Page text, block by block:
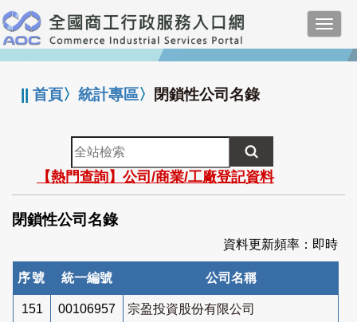
跳
到
主
要
:::
||首頁〉統計專區〉 閉鎖性公司名錄
全
站
檢
索
【熱門查詢】公司/商業/工廠登記資料
閉鎖性公司名錄
資料更新頻率：即時
序號 統一編號 公司名稱
151 00106957 宗盈投資股份有限公司